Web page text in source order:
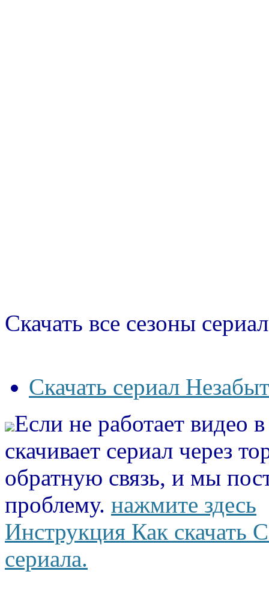
Скачать все сезоны
Скачать сериал
Если не работает видео
скачивает сериал через
обратную связь, и мы
проблему. нажмите здесь
Инструкция Как скачать
сериала.